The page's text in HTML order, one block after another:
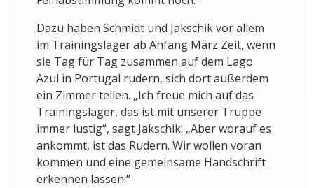
Dazu haben Schmidt und Jakschik vor allem
im Trainingslager ab Anfang März Zeit, wenn
sie Tag für Tag zusammen auf dem Lago
Azul in Portugal rudern, sich dort außerdem
ein Zimmer teilen. „Ich freue mich auf das
Trainingslager, das ist mit unserer Truppe
immer lustig“, sagt Jakschik: „Aber worauf es
ankommt, ist das Rudern. Wir wollen voran
kommen und eine gemeinsame Handschrift
erkennen lassen.“